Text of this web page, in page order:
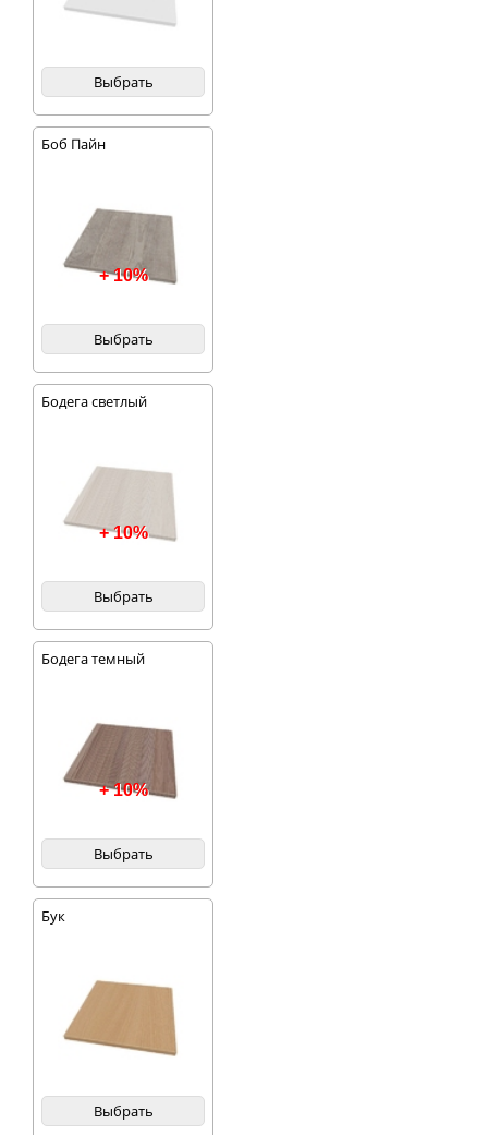
Выбрать
Боб Пайн
+ 10%
Выбрать
Бодега светлый
+ 10%
Выбрать
Бодега темный
+ 10%
Выбрать
Бук
Выбрать